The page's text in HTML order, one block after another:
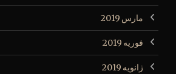
مارس 2019
فوریه 2019
ژانویه 2019